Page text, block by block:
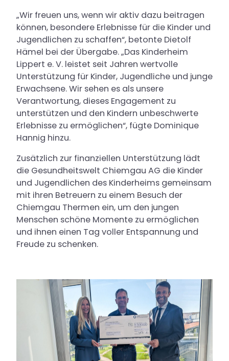
„Wir freuen uns, wenn wir aktiv dazu beitragen
können, besondere Erlebnisse für die Kinder und
Jugendlichen zu schaffen“, betonte Dietolf
Hämel bei der Übergabe. „Das Kinderheim
Lippert e. V. leistet seit Jahren wertvolle
Unterstützung für Kinder, Jugendliche und junge
Erwachsene. Wir sehen es als unsere
Verantwortung, dieses Engagement zu
unterstützen und den Kindern unbeschwerte
Erlebnisse zu ermöglichen“, fügte Dominique
Hannig hinzu.
Zusätzlich zur finanziellen Unterstützung lädt
die Gesundheitswelt Chiemgau AG die Kinder
und Jugendlichen des Kinderheims gemeinsam
mit ihren Betreuern zu einem Besuch der
Chiemgau Thermen ein, um den jungen
Menschen schöne Momente zu ermöglichen
und ihnen einen Tag voller Entspannung und
Freude zu schenken.